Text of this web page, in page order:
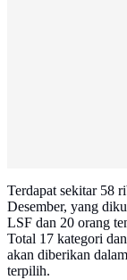
Terdapat sekitar 58
Desember, yang
LSF dan 20 orang
Total 17 kategori
akan diberikan
terpilih.